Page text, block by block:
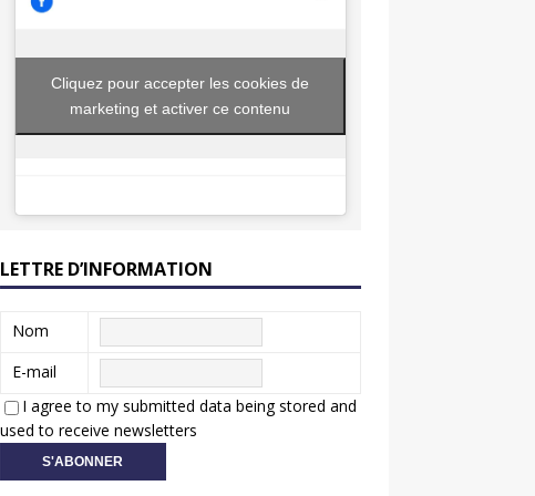
Cliquez pour accepter les cookies de
marketing et activer ce contenu
LETTRE D’INFORMATION
Nom
E-mail
I agree to my submitted data being stored and
used to receive newsletters